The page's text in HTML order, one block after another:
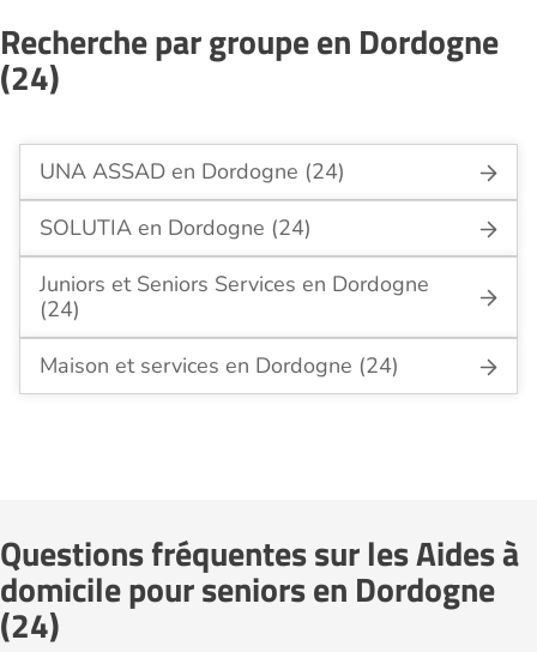
Recherche par groupe en Dordogne
(24)
UNA ASSAD en Dordogne (24)
SOLUTIA en Dordogne (24)
Juniors et Seniors Services en Dordogne
(24)
Maison et services en Dordogne (24)
Questions fréquentes sur les Aides à
domicile pour seniors en Dordogne
(24)